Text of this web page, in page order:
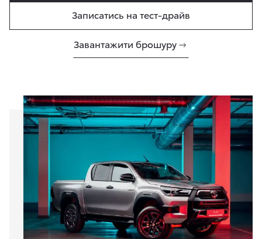
Записатись на тест-драйв
Завантажити брошуру